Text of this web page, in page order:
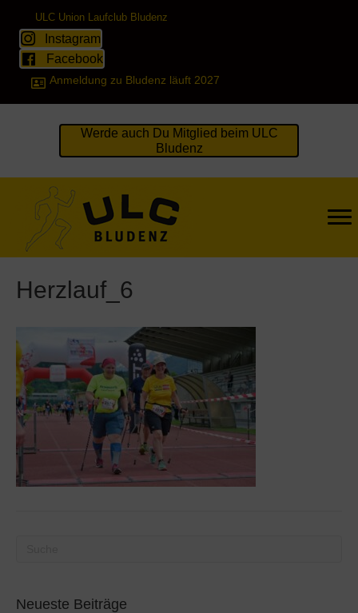
ULC Union Laufclub Bludenz
Instagram
Facebook
Anmeldung zu Bludenz läuft 2027
Werde auch Du Mitglied beim ULC
Bludenz
Herzlauf_6
Neueste Beiträge